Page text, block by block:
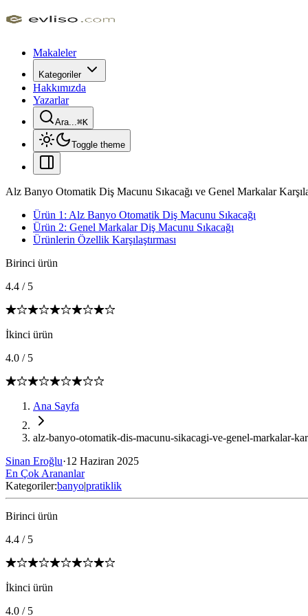
Makaleler
Kategoriler
Hakkımızda
Yazarlar
Ara...⌘K
Toggle theme
Alz Banyo Otomatik Diş Macunu Sıkacağı ve Genel Markalar
Ürün 1: Alz Banyo Otomatik Diş Macunu Sıkacağı
Ürün 2: Genel Markalar Diş Macunu Sıkacağı
Ürünlerin Özellik Karşılaştırması
Birinci ürün
4.4 / 5
İkinci ürün
4.0 / 5
Ana Sayfa
alz-banyo-otomatik-dis-macunu-sikacagi-ve-genel-markalar-
Sinan Eroğlu·12 Haziran 2025
En Çok Arananlar
Kategoriler:banyo|pratiklik
Birinci ürün
4.4 / 5
İkinci ürün
4.0 / 5